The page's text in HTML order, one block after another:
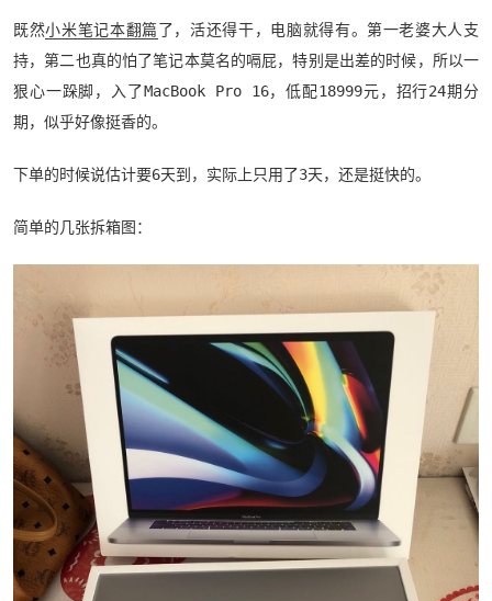
既然小米笔记本翻篇了，活还得干，电脑就得有。第一老婆大人支
持，第二也真的怕了笔记本莫名的嗝屁，特别是出差的时候，所以一
狠心一跺脚，入了MacBook Pro 16，低配18999元，招行24期分
期，似乎好像挺香的。
下单的时候说估计要6天到，实际上只用了3天，还是挺快的。
简单的几张拆箱图：